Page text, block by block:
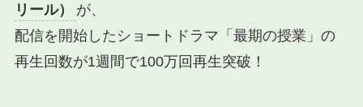
リール）
が、
配信を開始したショートドラマ「最期の授業」の
再生回数が1週間で100万回再生突破！